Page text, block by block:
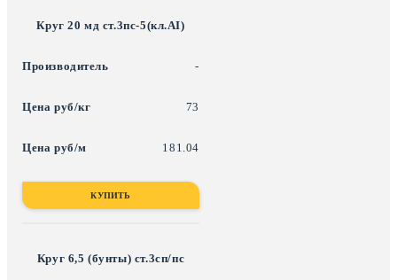
Круг 20 мд ст.3пс-5(кл.АI)
-
73
181.04
КУПИТЬ
Круг 6,5 (бунты) ст.3сп/пс